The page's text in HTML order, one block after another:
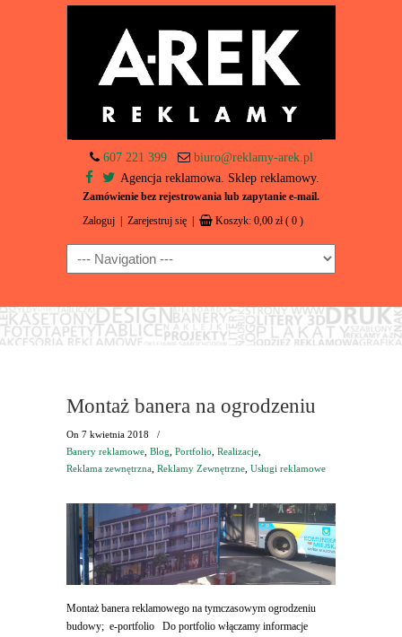
607 221 399
biuro@reklamy-arek.pl
Agencja reklamowa. Sklep reklamowy.
Zamówienie bez rejestrowania lub zapytanie e-mail.
Zaloguj Zarejestruj się Koszyk: 0,00 zł ( 0 )
Navigation
Montaż banera na ogrodzeniu
On 7 kwietnia 2018
/
Banery reklamowe Blog Portfolio Realizacje
Reklama zewnętrzna Reklamy Zewnętrzne Usługi reklamowe
Montaż banera reklamowego na tymczasowym ogrodzeniu
budowy; e-portfolio Do portfolio włączamy informacje